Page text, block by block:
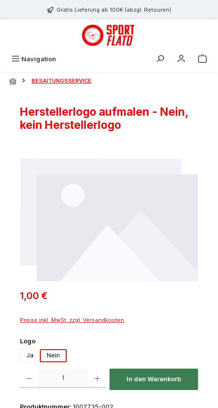
Zum Hauptinhalt springenGratis Lieferung ab 100€ (abzgl. Retouren)
Navigation
BESAITUNGSSERVICE
Herstellerlogo aufmalen - Nein,
kein Herstellerlogo
1,00 €
Preise inkl. MwSt. zzgl. Versandkosten
Logoauswählen
Ja
Nein
In den Warenkorb